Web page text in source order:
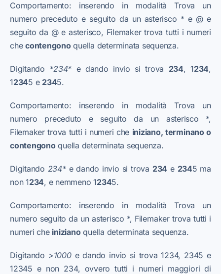
Comportamento: inserendo in modalità Trova un
numero preceduto e seguito da un asterisco * e @ e
seguito da @ e asterisco, Filemaker trova tutti i numeri
checontengonoquella determinata sequenza.
Digitando *234* e dando invio si trova 234, 1234,
12345 e 2345.
Comportamento: inserendo in modalità Trova un
numero preceduto e seguito da un asterisco *,
Filemaker trova tutti i numeri che iniziano, terminano o
contengonoquella determinata sequenza.
Digitando 234* e dando invio si trova 234 e 2345 ma
non 1234, e nemmeno 12345.
Comportamento: inserendo in modalità Trova un
numero seguito da un asterisco *, Filemaker trova tutti i
numeri che inizianoquella determinata sequenza.
Digitando >1000 e dando invio si trova 1234, 2345 e
12345 e non 234, ovvero tutti i numeri maggiori di